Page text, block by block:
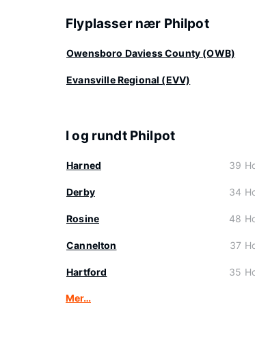
Flyplasser nær Philpot
Owensboro Daviess County (OWB)
Evansville Regional (EVV)
I og rundt Philpot
Harned 39
Derby 34
Rosine 48
Cannelton 37
Hartford 35
Mer…